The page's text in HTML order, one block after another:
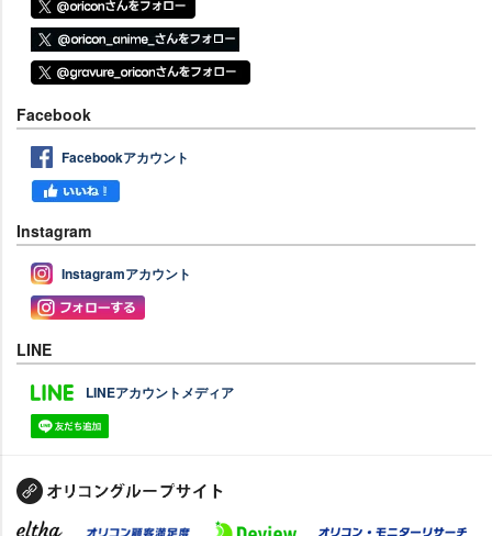
Facebook
Facebookアカウント
Instagram
Instagramアカウント
LINE
LINEアカウントメディア